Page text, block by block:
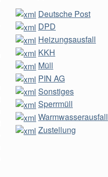
Deutsche Post
DPD
Heizungsausfall
KKH
Müll
PIN AG
Sonstiges
Sperrmüll
Warmwasserausfall
Zustellung